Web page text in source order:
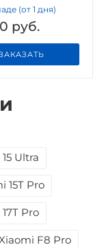
(от 1 дня)
руб.
Ultra
15T Pro
Pro
F8 Pro